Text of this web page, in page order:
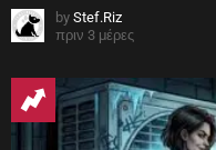
by Stef.Riz
πριν 3 μέρες